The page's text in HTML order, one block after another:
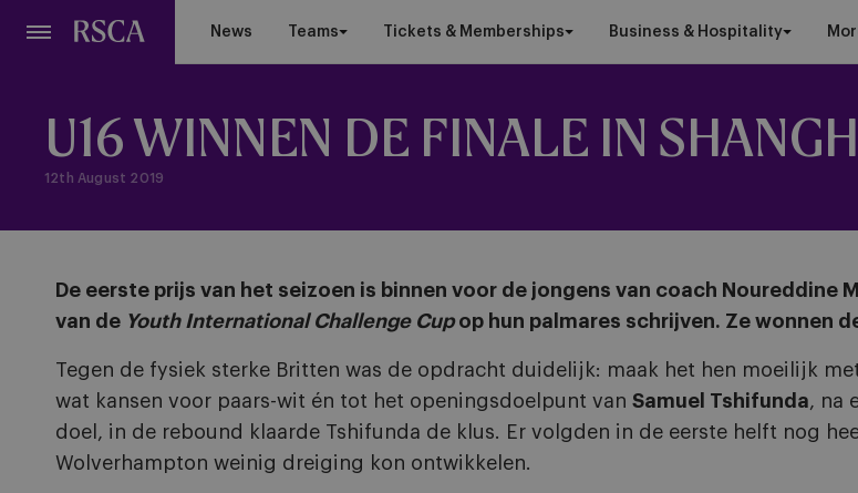
News Teams Tickets & Memberships Business & Hospitality
U16 WINNEN DE FINALE IN
12th August 2019
De eerste prijs van het seizoen is binnen voor de jongens van coach Noureddine
van de Youth International Challenge Cupop hun palmares schrijven. Ze wonnen
Tegen de fysiek sterke Britten was de opdracht duidelijk: maak het hen moeilijk
wat kansen voor paars-wit én tot het openingsdoelpunt van Samuel Tshifunda, na
doel, in de rebound klaarde Tshifunda de klus. Er volgden in de eerste helft nog
Wolverhampton weinig dreiging kon ontwikkelen.